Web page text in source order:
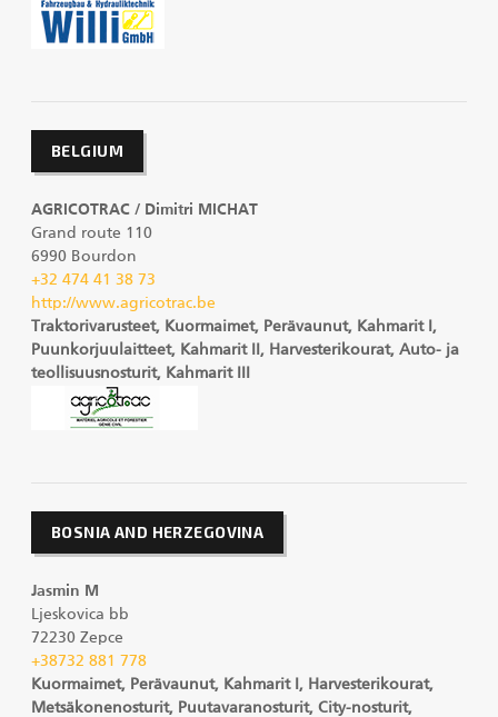
BELGIUM
AGRICOTRAC / Dimitri MICHAT
Grand route 110
6990 Bourdon
+32 474 41 38 73
http://www.agricotrac.be
Traktorivarusteet, Kuormaimet, Perävaunut, Kahmarit I,
Puunkorjuulaitteet, Kahmarit II, Harvesterikourat, Auto- ja
teollisuusnosturit, Kahmarit III
BOSNIA AND HERZEGOVINA
Jasmin M
Ljeskovica bb
72230 Zepce
+38732 881 778
Kuormaimet, Perävaunut, Kahmarit I, Harvesterikourat,
Metsäkonenosturit, Puutavaranosturit, City-nosturit,